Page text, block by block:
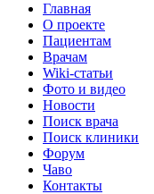
Главная
О проекте
Пациентам
Врачам
Wiki-статьи
Фото и видео
Новости
Поиск врача
Поиск клиники
Форум
Чаво
Контакты